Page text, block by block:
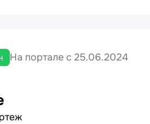
На портале с 25.06.2024